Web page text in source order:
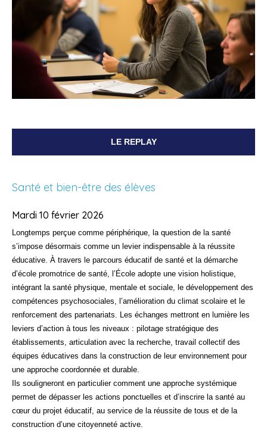
LE REPLAY
Santé et bien-être des élèves
Mardi 10 février 2026
Longtemps perçue comme périphérique, la question de la santé
s’impose désormais comme un levier indispensable à la réussite
éducative. À travers le parcours éducatif de santé et la démarche
d’école promotrice de santé, l’École adopte une vision holistique,
intégrant la santé physique, mentale et sociale, le développement des
compétences psychosociales, l’amélioration du climat scolaire et le
renforcement des partenariats. Les échanges mettront en lumière les
leviers d’action à tous les niveaux : pilotage stratégique des
établissements, articulation avec la recherche, travail collectif des
équipes éducatives dans la construction de leur environnement pour
une approche coordonnée et durable.
Ils souligneront en particulier comment une approche systémique
permet de dépasser les actions ponctuelles et d’inscrire la santé au
cœur du projet éducatif, au service de la réussite de tous et de la
construction d’une citoyenneté active.